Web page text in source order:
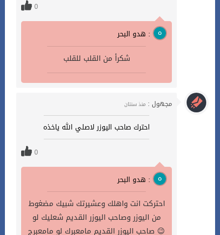
0
هدو البحر :
شكرأ من القلب للقلب
مجهول : منذ سنتان
احترك صاحب اليوزر لاصلي الله ياخذه
0
هدو البحر :
احتركت انت واهلك وعشيرتك شبيك مضغوط
من اليوزر وصاحب اليوزر القديم شعليك لو
صاحب اليوزر القديم مامعبرك لو مامعبرج 😉